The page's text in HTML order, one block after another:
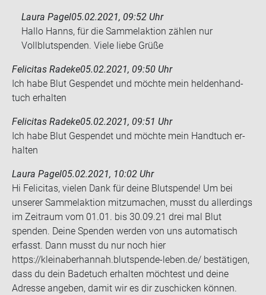
Laura Pagel05.02.2021, 09:52 Uhr
Hallo Hanns, für die Sammelaktion zählen nur
Vollblutspenden. Viele liebe Grüße
Felicitas Radeke05.02.2021, 09:50 Uhr
Ich habe Blut Ge­spen­det und möch­te mein hel­den­hand­
tuch er­hal­ten
Felicitas Radeke05.02.2021, 09:51 Uhr
Ich habe Blut Ge­spen­det und möch­te mein Hand­tuch er­
hal­ten
Laura Pagel05.02.2021, 10:02 Uhr
Hi Felicitas, vielen Dank für deine Blutspende! Um bei
unserer Sammelaktion mitzumachen, musst du allerdings
im Zeitraum vom 01.01. bis 30.09.21 drei mal Blut
spenden. Deine Spenden werden von uns automatisch
erfasst. Dann musst du nur noch hier
https://kleinaberhannah.blutspende-leben.de/ bestätigen,
dass du dein Badetuch erhalten möchtest und deine
Adresse angeben, damit wir es dir zuschicken können.